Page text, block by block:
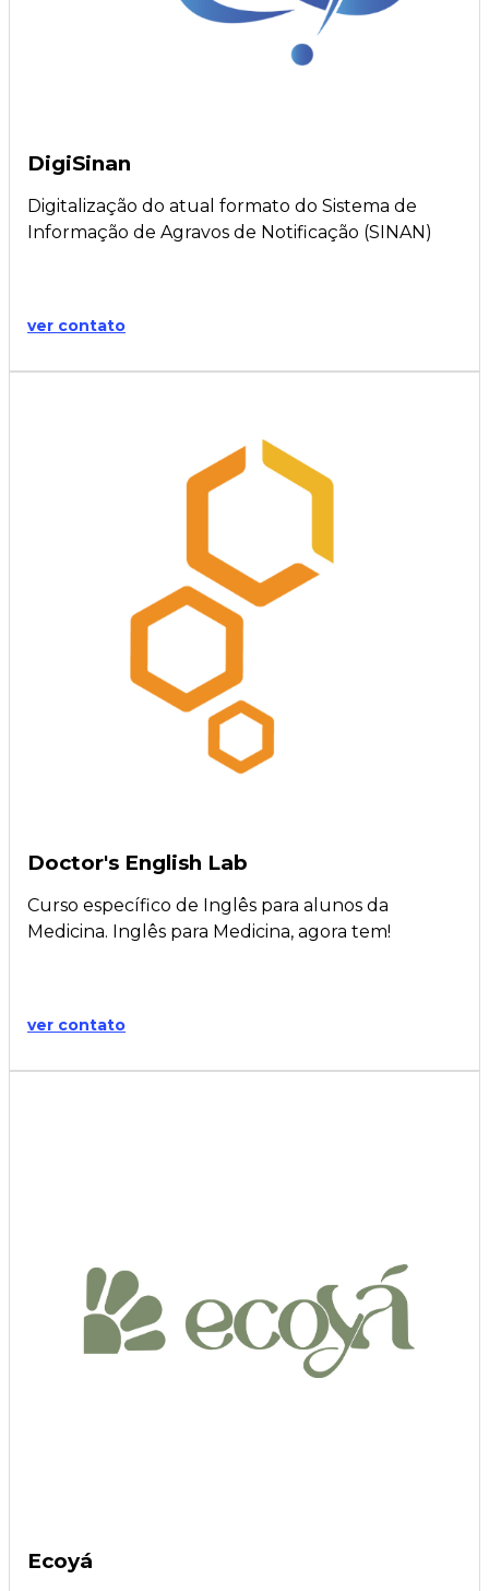
DigiSinan
Digitalização do atual formato do Sistema de
Informação de Agravos de Notificação (SINAN)
ver contato
Doctor's English Lab
Curso específico de Inglês para alunos da
Medicina. Inglês para Medicina, agora tem!
ver contato
Ecoyá